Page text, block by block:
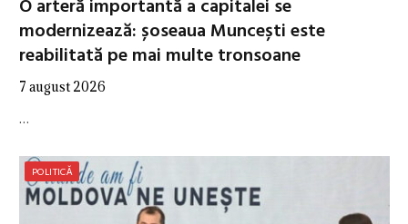
O arteră importantă a capitalei se
modernizează: șoseaua Muncești este
reabilitată pe mai multe tronsoane
7 august 2026
…
POLITICĂ